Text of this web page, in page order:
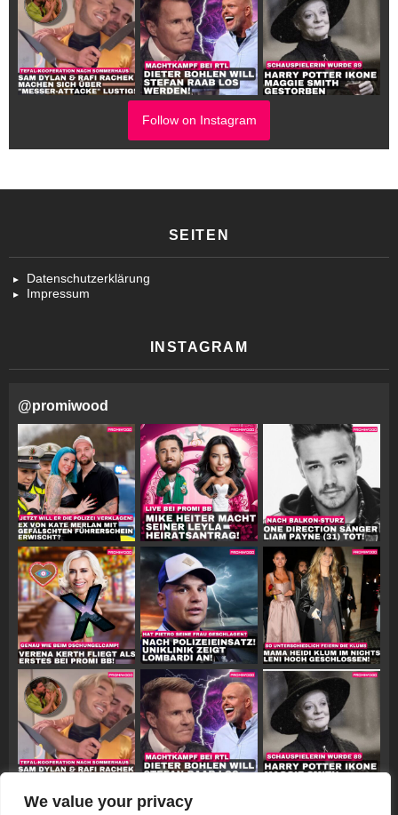
We value your privacy
Follow on Instagram
SEITEN
Datenschutzerklärung
Impressum
INSTAGRAM
@promiwood
Follow on Instagram